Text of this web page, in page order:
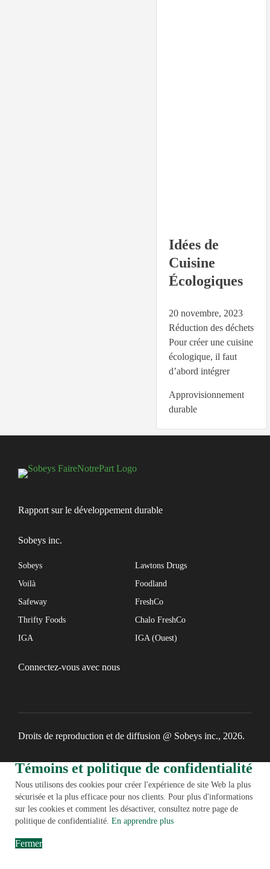
Idées de
Cuisine
Écologiques
20 novembre, 2023
Réduction des déchets
Pour créer une cuisine
écologique, il faut
d’abord intégrer
Approvisionnement
durable
Rapport sur le développement durable
Sobeys inc.
Sobeys
Lawtons Drugs
Voilà
Foodland
Safeway
FreshCo
Thrifty Foods
Chalo FreshCo
IGA
IGA (Ouest)
Connectez-vous avec nous
Droits de reproduction et de diffusion @ Sobeys inc., 2026.
Témoins et politique de confidentialité
Nous utilisons des cookies pour créer l'expérience de site Web la plus
sécurisée et la plus efficace pour nos clients. Pour plus d'informations
sur les cookies et comment les désactiver, consultez notre page de
politique de confidentialité. En apprendre plus
Fermer